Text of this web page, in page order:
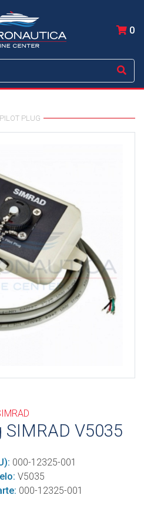
0
PLUG
SIMRAD V5035
000-12325-001
V5035
000-12325-001